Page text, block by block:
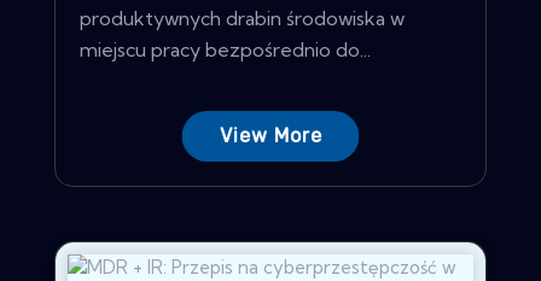
produktywnych drabin środowiska w
miejscu pracy bezpośrednio do...
View More